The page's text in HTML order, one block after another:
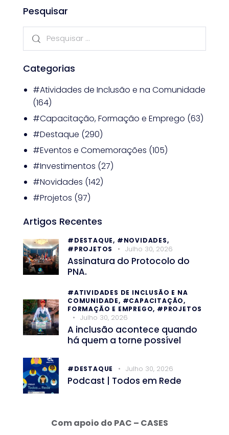
Pesquisar
Categorias
#Atividades de Inclusão e na Comunidade
(164)
#Capacitação, Formação e Emprego (63)
#Destaque (290)
#Eventos e Comemorações (105)
#Investimentos (27)
#Novidades (142)
#Projetos (97)
Artigos Recentes
#DESTAQUE, #NOVIDADES,
#PROJETOS
Julho 30, 2026
Assinatura do Protocolo do
PNA.
#ATIVIDADES DE INCLUSÃO E NA
COMUNIDADE, #CAPACITAÇÃO,
FORMAÇÃO E EMPREGO, #PROJETOS
Julho 30, 2026
A inclusão acontece quando
há quem a torne possível
#DESTAQUE Julho 30, 2026
Podcast | Todos em Rede
Com apoio do PAC – CASES